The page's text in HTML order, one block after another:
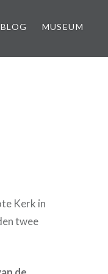
BLOG MUSEUM
Kerk in
twee